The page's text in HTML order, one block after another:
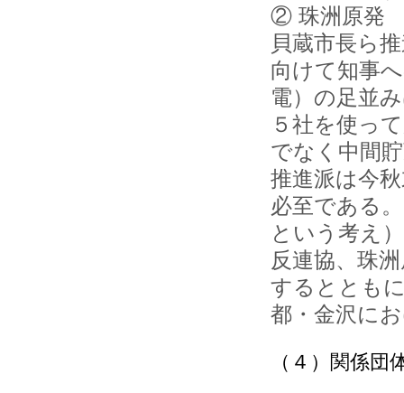
② 珠洲原発
貝蔵市長ら
向けて知事
電）の足並
５社を使っ
でなく中間
推進派は今
必至である
という考え
反連協、珠
するととも
都・金沢に
（４）関係団